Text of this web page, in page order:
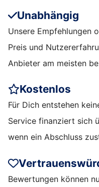
Unabhängig
Unsere Empfehlungen
Preis und
Anbieter am meisten
Kostenlos
Für Dich entstehen
Service finanziert sich
wenn ein Abschluss
Bewertungen können